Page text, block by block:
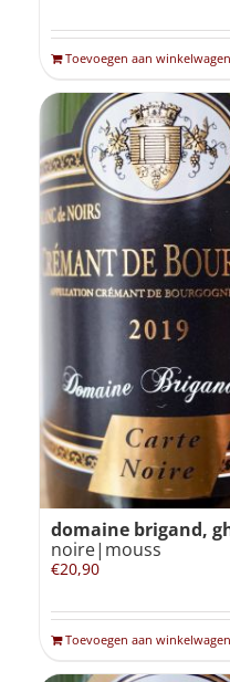
Toevoegen aan winkelwagen
domaine brigand,
noire|mouss
€20,90
Toevoegen aan winkelwagen